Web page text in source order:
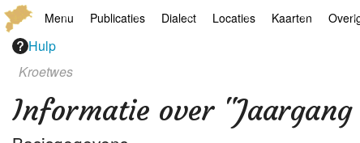
Menu Publicaties Dialect
Gedicht van Har Sniekers in het
Locaties
Grenspalen
Kaarten
Zoom
Hulp
Kroetwes
Informatie over